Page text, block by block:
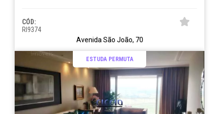
CÓD:
RI9374
Avenida São João, 70
ESTUDA PERMUTA